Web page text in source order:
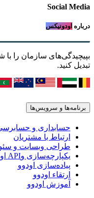
Social Media
درباره اودونیکس
بپیچیدگی‌های سازمان را
تبدیل کنید.
برنامه‌ها و سرویس‌ها
حسابداری و
ارتباط با مشتریان
طراحی وبسایت و
یکپارچه‌سازی وAPI اودوو
پیاده‌سازی اودوو
ارتقاء اودوو
آموزش اودوو